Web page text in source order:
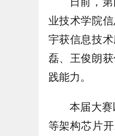
业技术学院
宇获信息技
磊、王俊朗
践能力。
本届大赛
等架构芯片